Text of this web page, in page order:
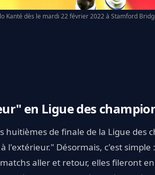
Kanté dès le mardi 22 février 2022 à Stamford
en Ligue des
de finale de la Ligue des
l'extérieur." Désormais, c'est simple
aller et retour, elles fileront en